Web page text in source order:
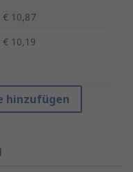
€ 10,87
€ 10,19
hinzufügen